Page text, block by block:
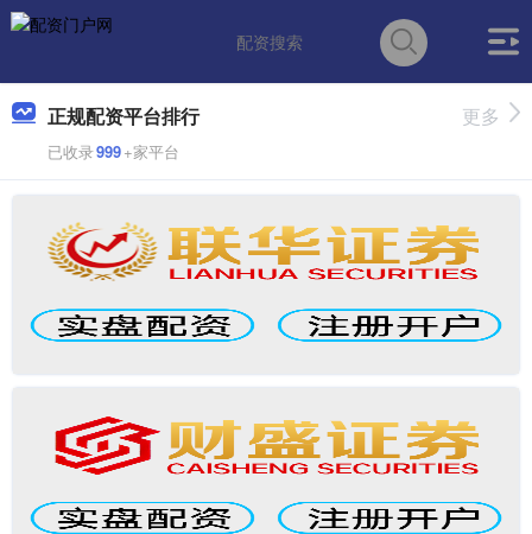
正规配资平台排行
已收录999+家平台
更多